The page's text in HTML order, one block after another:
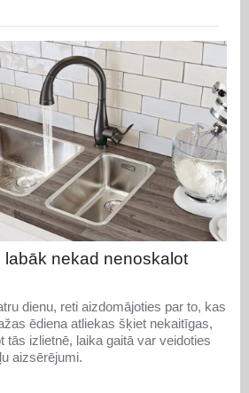
labāk nekad nenoskalot
dienu, reti aizdomājoties par to, kas
ēdiena atliekas šķiet nekaitīgas,
tās izlietnē, laika gaitā var veidoties
aizsērējumi.